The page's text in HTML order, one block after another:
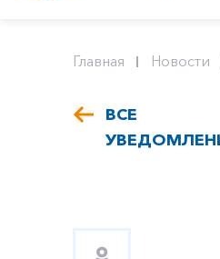
Главная Новости
ВСЕ